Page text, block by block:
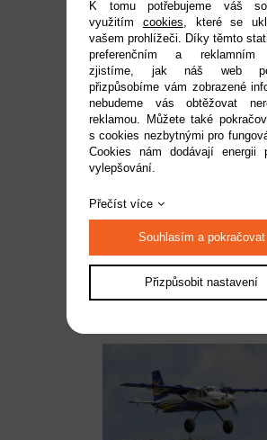
Červená/Bílá 3,51m
Kód: L378R
83 990 Kč
K tomu potřebujeme váš
využitím cookies, které se
vašem prohlížeči. Díky těmto
preferenčním a reklamním
zjistíme, jak náš web
přizpůsobíme vám zobrazené
nebudeme vás obtěžovat
reklamou. Můžete také
s cookies nezbytnými pro
Cookies nám dodávají energii
vylepšování.
Přečíst více
Souhlasím a pokračovat
Přizpůsobit nastavení